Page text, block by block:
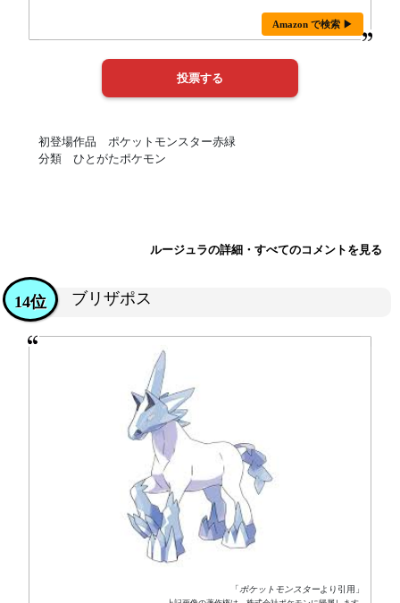
Amazon で検索 ▶
初登場作品 ポケットモンスター赤緑
分類 ひとがたポケモン
ルージュラの詳細・すべてのコメントを見る
ブリザポス
14位
「ポケットモンスターより引用」